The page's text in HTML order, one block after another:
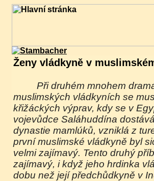
Ženy vládkyně v
Při druhém mnohem dramatičtějším vyprávění o
muslimských vládkyních se
křižáckých výprav, kdy se v
vojevůdce Saláhuddína
dynastie mamlúků, vzniklá z
první muslimské vládkyně byl
velmi zajímavý. Tento druhý
zajímavý, i když jeho hrdinka
dobu než její předchůdkyně v